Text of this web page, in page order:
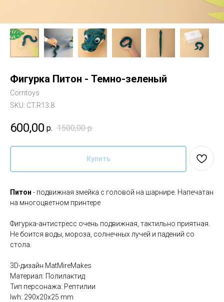
Фигурка Питон - Темно-зеленый
Corntoys
SKU: CT.R13.8
600,00 р. 1500,00 р.
Купить
Питон - подвижная змейка с головой на шарнире. Напечатан
на многоцветном принтере
Фигурка-антистресс очень подвижная, тактильно приятная.
Не боится воды, мороза, солнечных лучей и падений со
стола.
3D-дизайн MatMireMakes
Материал: Полилактид
Тип персонажа: Рептилии
lwh: 290x20x25 mm